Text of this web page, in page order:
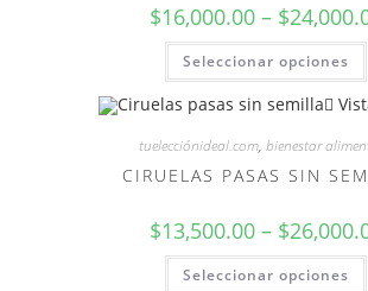
$16,000.00– $
Seleccionar opciones
tuelecciónideal.com, bienestar
CIRUELAS PASAS SIN
$13,500.00– $
Seleccionar opciones